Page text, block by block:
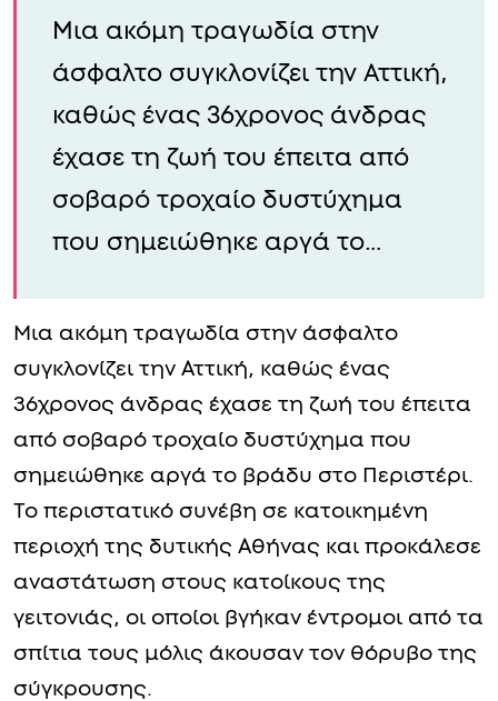
Μια ακόμη τραγωδία στην
άσφαλτο συγκλονίζει την Αττική,
καθώς ένας 36χρονος άνδρας
έχασε τη ζωή του έπειτα από
σοβαρό τροχαίο δυστύχημα
που σημειώθηκε αργά το…
Μια ακόμη τραγωδία στην άσφαλτο
συγκλονίζει την Αττική, καθώς ένας
36χρονος άνδρας έχασε τη ζωή του έπειτα
από σοβαρό τροχαίο δυστύχημα που
σημειώθηκε αργά το βράδυ στο Περιστέρι.
Το περιστατικό συνέβη σε κατοικημένη
περιοχή της δυτικής Αθήνας και προκάλεσε
αναστάτωση στους κατοίκους της
γειτονιάς, οι οποίοι βγήκαν έντρομοι από τα
σπίτια τους μόλις άκουσαν τον θόρυβο της
σύγκρουσης.